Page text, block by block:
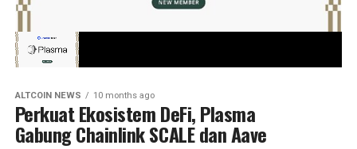
ALTCOIN NEWS 10 months ago
Perkuat Ekosistem DeFi, Plasma
Gabung Chainlink SCALE dan Aave